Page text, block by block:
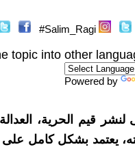
Salim_Ragi#
topic into other
Powered by
قيم الحرية، العدالة
يعتمد بشكل كامل